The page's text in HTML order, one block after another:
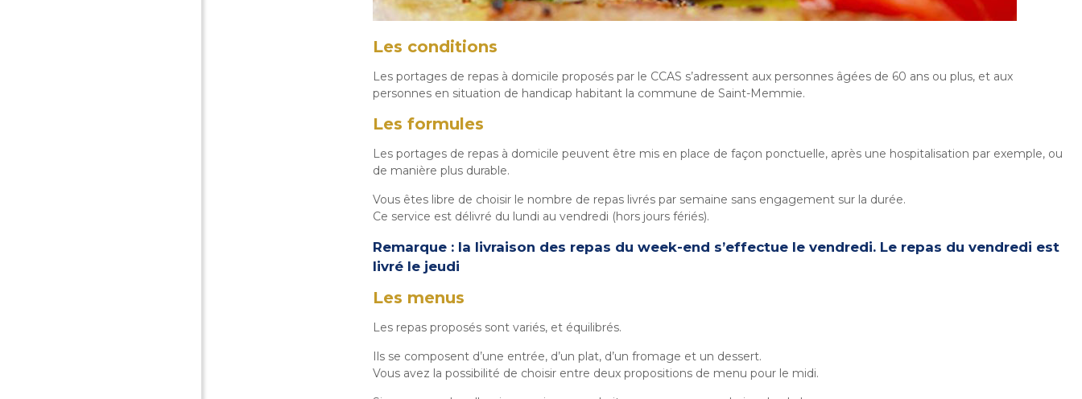
Les conditions
Les portages de repas à domicile proposés par le CCAS s’adressent aux personnes âgées de 60 ans ou plus, et aux
personnes en situation de handicap habitant la commune de Saint-Memmie.
Les formules
Les portages de repas à domicile peuvent être mis en place de façon ponctuelle, après une hospitalisation par exemple, ou
de manière plus durable.
Vous êtes libre de choisir le nombre de repas livrés par semaine sans engagement sur la durée.
Ce service est délivré du lundi au vendredi (hors jours fériés).
Remarque : la livraison des repas du week-end s’effectue le vendredi. Le repas du vendredi est
livré le jeudi
Les menus
Les repas proposés sont variés, et équilibrés.
Ils se composent d’une entrée, d’un plat, d’un fromage et un dessert.
Vous avez la possibilité de choisir entre deux propositions de menu pour le midi.